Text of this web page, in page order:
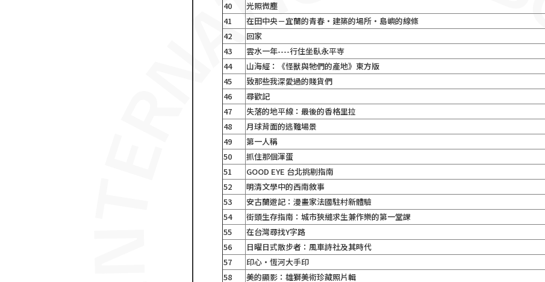
40
光照微塵
41
在田中央－宜蘭的青春‧建築的場所‧島嶼的線條
42
回家
43
雲水一年----行住坐臥永平寺
44
山海經：《怪獸與牠們的產地》東方版
45
致那些我深愛過的賤貨們
46
尋歡記
47
失落的地平線：最後的香格里拉
48
月球背面的逃難場景
49
第一人稱
50
抓住那個渾蛋
51
GOOD EYE 台北挑剔指南
52
明清文學中的西南敘事
53
安古蘭遊記：漫畫家法國駐村新體驗
54
街頭生存指南：城市狹縫求生兼作樂的第一堂課
55
在台灣尋找Y字路
56
日曜日式散步者：風車詩社及其時代
57
印心・恆河大手印
58
美的顯影：雄獅美術珍藏照片輯